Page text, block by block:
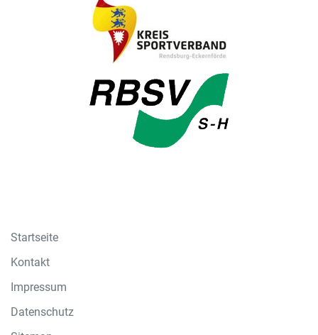
Startseite
Kontakt
Impressum
Datenschutz